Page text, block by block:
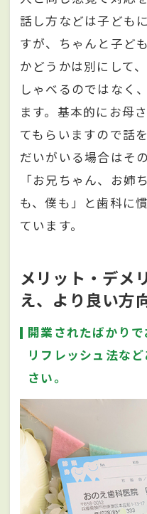
話し方などは子ども
すが、ちゃんと子ど
かどうかは別にして
しゃべるのではなく
ます。基本的にお母
てもらいますので話
だいがいる場合はそ
「お兄ちゃん、お姉
も、僕も」と歯科に
ています。
メリット・デメ
え、より良い方
開業されたばかりで
リフレッシュ法な
さい。